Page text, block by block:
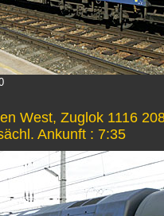
West, Zuglok 1116
Ankunft : 7:35